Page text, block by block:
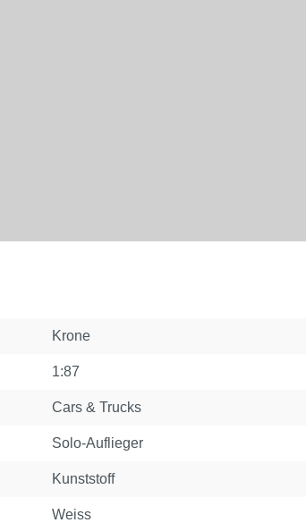
Krone
1:87
Cars & Trucks
Solo-Auflieger
Kunststoff
Weiss